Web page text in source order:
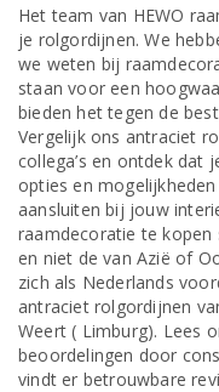
Het team van HEWO
je rolgordijnen. We
we weten bij
staan voor een
bieden het tegen de
Vergelijk ons antraciet
collega’s en ontdek dat
opties en
aansluiten bij jouw
raamdecoratie te kopen
en niet de van Azië of
zich als Nederlands
antraciet rolgordijnen
Weert ( Limburg). Lees
beoordelingen door
vindt er betrouwbare